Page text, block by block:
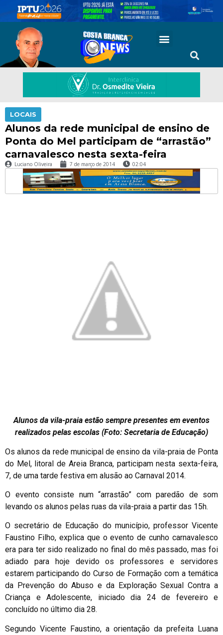
LOCAIS
Alunos da rede municipal de ensino de
Ponta do Mel participam de “arrastão”
carnavalesco nesta sexta-feira
Luciano Oliveira 7 de março de 2014 02:04
Alunos da vila-praia estão sempre presentes em eventos
realizados pelas escolas (Foto: Secretaria de Educação)
Os alunos da rede municipal de ensino da vila-praia de Ponta
do Mel, litoral de Areia Branca, participam nesta sexta-feira,
7, de uma tarde festiva em alusão ao Carnaval 2014.
O evento consiste num “arrastão” com paredão de som
levando os alunos pelas ruas da vila-praia a partir das 15h.
O secretário de Educação do município, professor Vicente
Faustino Filho, explica que o evento de cunho carnavalesco
era para ter sido realizado no final do mês passado, mas foi
adiado para hoje devido os professores e servidores
estarem participando do Curso de Formação com a temática
da Prevenção do Abuso e da Exploração Sexual Contra a
Criança e Adolescente, iniciado dia 24 de fevereiro e
concluído no último dia 28.
Segundo Vicente Faustino, a orientação da prefeita Luana